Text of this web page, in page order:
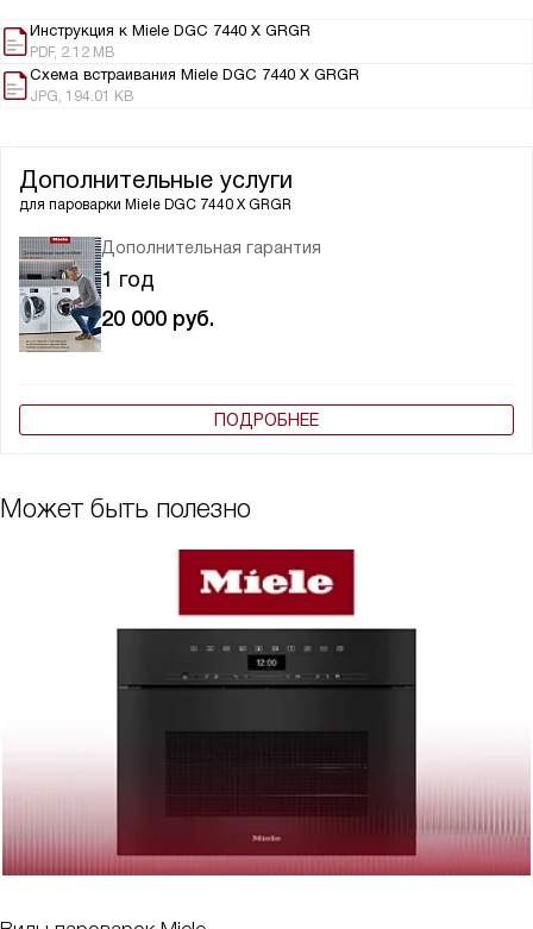
Инструкция к Miele DGC 7440 X GRGR
PDF, 2.12 MB
Схема встраивания Miele DGC 7440 X GRGR
JPG, 194.01 KB
Дополнительные услуги
для пароварки Miele DGC 7440 X GRGR
Дополнительная гарантия
1 год
20 000 руб.
ПОДРОБНЕЕ
Может быть полезно